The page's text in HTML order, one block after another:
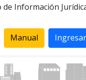
de Información
Manual Ingresar